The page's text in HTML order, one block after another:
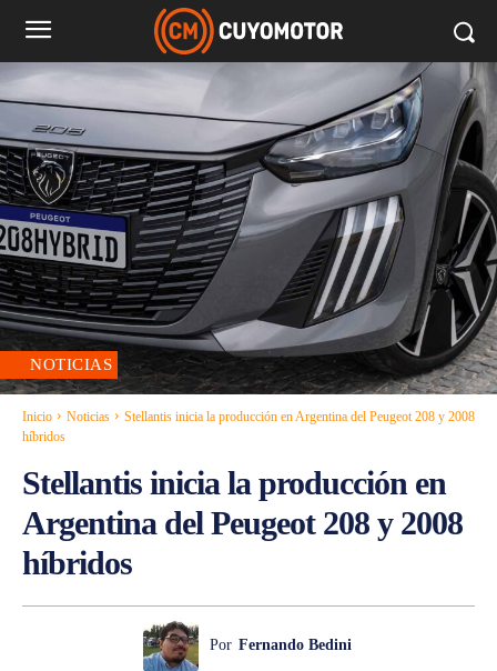
NOTICIAS
Inicio Noticias
Stellantis inicia la producción en Argentina del Peugeot 208 y 2008
híbridos
Stellantis inicia la producción en
Argentina del Peugeot 208 y 2008
híbridos
Por Fernando Bedini